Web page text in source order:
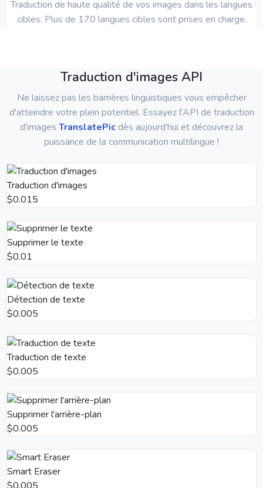
Traduction de haute qualité de vos images dans les langues
cibles. Plus de 170 langues cibles sont prises en charge.
Traduction d'images API
Ne laissez pas les barrières linguistiques vous empêcher
d'atteindre votre plein potentiel. Essayez l'API de traduction
d'images TranslatePicdès aujourd'hui et découvrez la
puissance de la communication multilingue !
Traduction d'images
$0.015
Supprimer le texte
$0.01
Détection de texte
$0.005
Traduction de texte
$0.005
Supprimer l'arrière-plan
$0.005
Smart Eraser